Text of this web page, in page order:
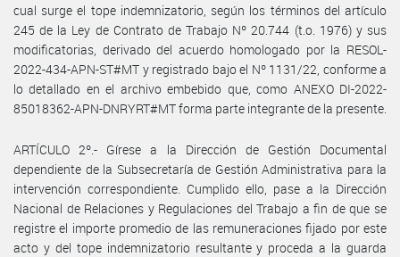
cual surge el tope indemnizatorio, según los términos del artículo
245 de la Ley de Contrato de Trabajo Nº 20.744 (t.o. 1976) y sus
modificatorias, derivado del acuerdo homologado por la RESOL-
2022-434-APN-ST#MT y registrado bajo el Nº 1131/22, conforme a
lo detallado en el archivo embebido que, como ANEXO DI-2022-
85018362-APN-DNRYRT#MT forma parte integrante de la presente.
ARTÍCULO 2º.- Gírese a la Dirección de Gestión Documental
dependiente de la Subsecretaría de Gestión Administrativa para la
intervención correspondiente. Cumplido ello, pase a la Dirección
Nacional de Relaciones y Regulaciones del Trabajo a fin de que se
registre el importe promedio de las remuneraciones fijado por este
acto y del tope indemnizatorio resultante y proceda a la guarda